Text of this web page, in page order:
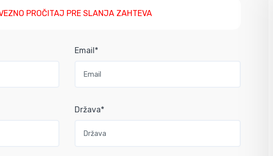
PROČITAJ PRE SLANJA ZAHTEVA
Email*
Država*